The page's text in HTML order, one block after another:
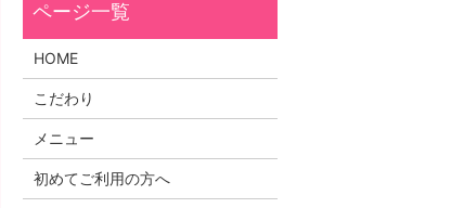
HOME
こだわり
メニュー
初めてご利用の方へ